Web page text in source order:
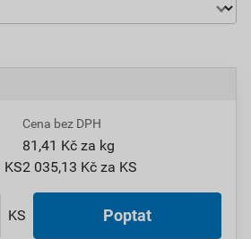
KS
Cena bez DPH
81,41 Kč za kg
2 035,13 Kč za KS
KS Poptat